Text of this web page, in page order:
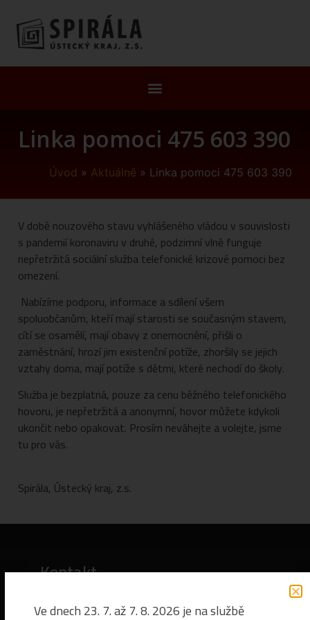
Linka pomoci 475 603 390
Úvod » Aktuálně » Linka pomoci 475 603 390
V době nouzového stavu vyhlášeného vládou v souvislosti
s pandemií koronaviru v druhé, podzimní vlně funguje
nepřetržitá sociální služba telefonické krizové pomoci bez
omezení.
Nabízíme podporu, informace a sdílení všem
spoluobčanům, kteří mají starosti se současným stavem,
cítí se osamělí, mají obavy z onemocnění, přišli o
zaměstnání, hrozí jim existenční potíže, zhoršily se jejich
vztahy doma, mají potíže s dětmi, které nechodí do školy.
Služba je bezplatná, pouze za cenu běžného telefonického
hovoru, je nepřetržitá a anonymní, hovor můžete kdykoli
ukončit nebo opakovat. Prosím neváhejte a volejte, jsme
tu pro vás.
Spirála, Ústecký kraj, z.s.
Kontakt
Ve dnech 23. 7. až 7. 8. 2026 je na službě